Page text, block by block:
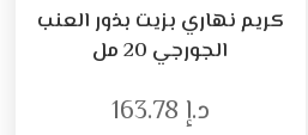
كريم نهاري بزيت بذور العنب
الجورجي 20 مل
د.إ